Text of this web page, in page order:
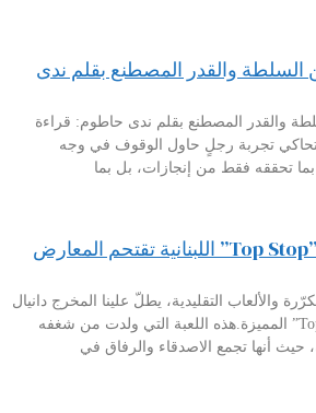
والقدر المصطنع بقلم ندى
والقدر المصطنع بقلم ندى حاطوم: قراءة
تجربة رجلٍ حاول الوقوف في وجه
بما تحققه فقط من إنجازات، بل بما
من بيروت إلى دبي…”Top Stop” اللبنانية تقتحم المعارض
والألعاب التقليدية، يطلّ علينا المخرج دانيال
موسى بابتكار لعبة “Top Stop” المميزة.هذه اللعبة التي ولدت من شغفه
حيث أنها تجمع الاصدقاء والرفاق في